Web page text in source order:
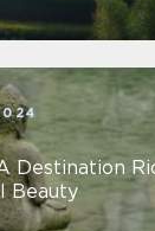
Destination
Beauty